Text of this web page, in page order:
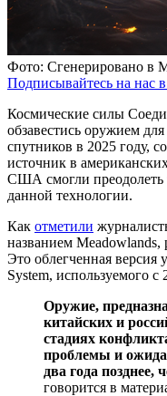
Фото: Сгенерировано в
Подписывайтесь на нас
Космические силы
обзавестись оружием
спутников в 2025 году,
источник в
США смогли преодолеть
данной технологии.
Как отметили
названием
Это облегченная версия
System, используемого с
Оружие,
китайских и
стадиях
проблемы и
два года позднее,
говорится в